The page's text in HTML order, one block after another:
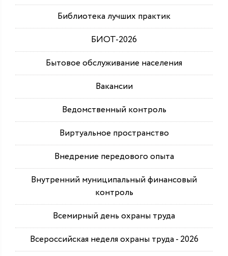
Библиотека лучших практик
БИОТ-2026
Бытовое обслуживание населения
Вакансии
Ведомственный контроль
Виртуальное пространство
Внедрение передового опыта
Внутренний муниципальный финансовый
контроль
Всемирный день охраны труда
Всероссийская неделя охраны труда - 2026